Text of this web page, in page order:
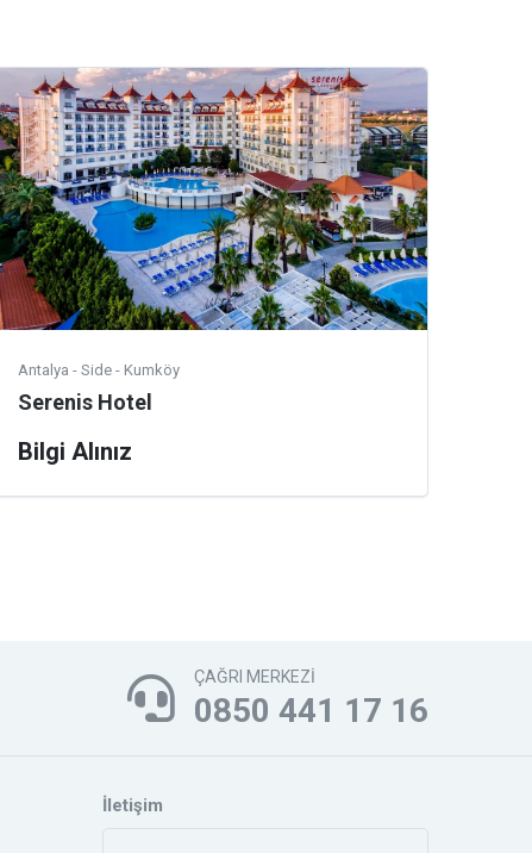
Antalya - Side - Kumköy
Serenis Hotel
Bilgi Alınız
ÇAĞRI MERKEZİ
0850 441 17 16
İletişim